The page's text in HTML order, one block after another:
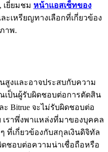
APR
เยี่ยมชม หน้าแอสเซ็ทของ
ะเหรียญทางเลือกที่เกี่ยวข้อง
าพ.
สูงและอาจประสบกับความ
เป็นผู้รับผิดชอบต่อการตัดสิน
Bitrue จะไม่รับผิดชอบต่อ
ราพึ่งพาแหล่งที่มาของบุคคล
ที่เกี่ยวข้องกับสกุลเงินดิจิทัล
ดชอบต่อความน่าเชื่อถือหรือ